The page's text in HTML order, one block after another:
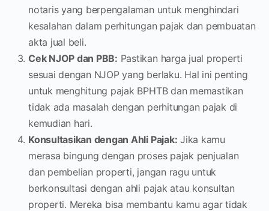
notaris yang berpengalaman untuk menghindari
kesalahan dalam perhitungan pajak dan pembuatan
akta jual beli.
Cek NJOP dan PBB: Pastikan harga jual properti
sesuai dengan NJOP yang berlaku. Hal ini penting
untuk menghitung pajak BPHTB dan memastikan
tidak ada masalah dengan perhitungan pajak di
kemudian hari.
Konsultasikan dengan Ahli Pajak: Jika kamu
merasa bingung dengan proses pajak penjualan
dan pembelian properti, jangan ragu untuk
berkonsultasi dengan ahli pajak atau konsultan
properti. Mereka bisa membantu kamu agar tidak